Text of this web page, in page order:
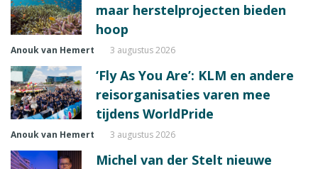
maar herstelprojecten bieden
hoop
Anouk van Hemert 3 augustus 2026
‘Fly As You Are’: KLM en andere
reisorganisaties varen mee
tijdens WorldPride
Anouk van Hemert 3 augustus 2026
Michel van der Stelt nieuwe